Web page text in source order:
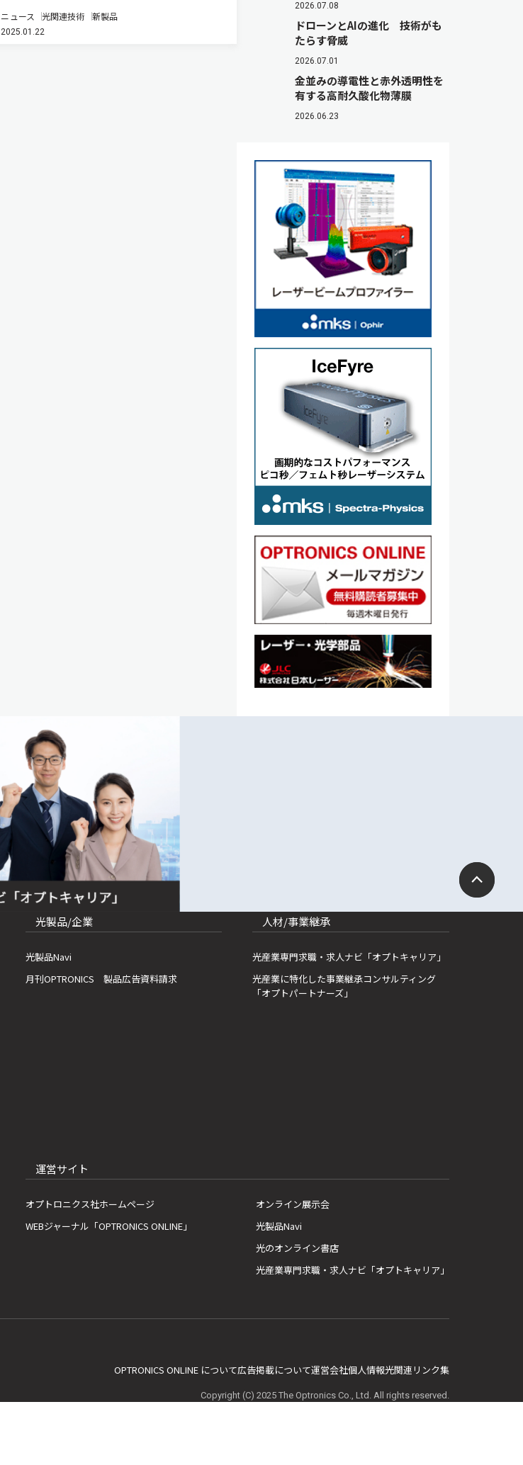
150K-W超高出力レーザーセンサー」を発表した（製
品ページ）。日本国内ではオフィールジャパンが販売
ニュース 光関連技術 新製品
2025.01.22
2026.07.08
ドローンとAIの進化 技術がも
たらす脅威
2026.07.01
金並みの導電性と赤外透明性を
有する高耐久酸化物薄膜
2026.06.23
光製品/企業
光製品Navi
月刊OPTRONICS 製品広告資料請求
人材/事業継承
光産業専門求職・求人ナビ「オプトキャリア」
光産業に特化した事業継承コンサルティング
「オプトパートナーズ」
運営サイト
オプトロニクス社ホームページ
WEBジャーナル「OPTRONICS ONLINE」
オンライン展示会
光製品Navi
光のオンライン書店
光産業専門求職・求人ナビ「オプトキャリア」
OPTRONICS ONLINE について広告掲載について運営会社個人情報光関連リンク集
Copyright (C) 2025 The Optronics Co., Ltd. All rights reserved.